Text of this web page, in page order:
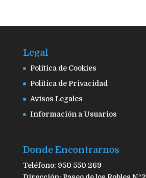
Legal
Política de Cookies
Política de Privacidad
Avisos Legales
Información a Usuarios
Donde Encontrarnos
Teléfono: 950 550 269